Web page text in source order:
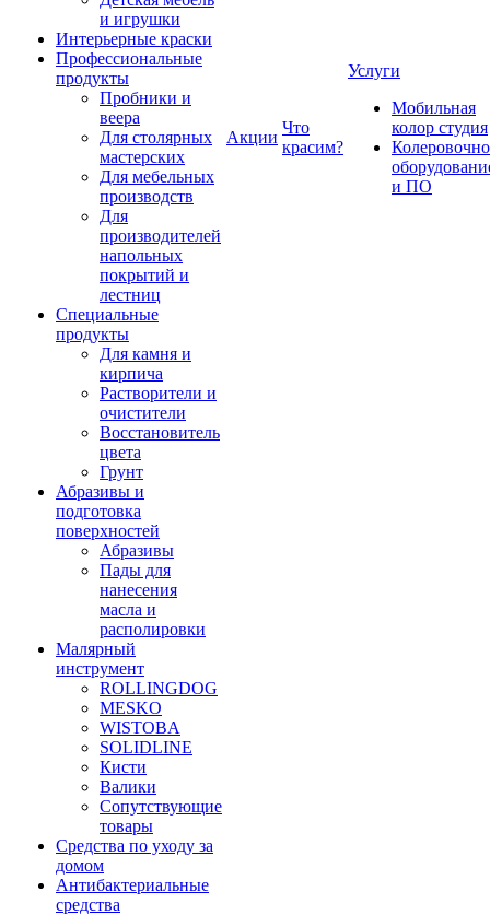
и игрушки
Интерьерные краски
Профессиональные
продукты
Пробники и
веера
Для столярных
мастерских
Для мебельных
производств
Для
производителей
напольных
покрытий и
лестниц
Специальные
продукты
Для камня и
кирпича
Растворители и
очистители
Восстановитель
цвета
Грунт
Абразивы и
подготовка
поверхностей
Абразивы
Пады для
нанесения
масла и
располировки
Малярный
инструмент
ROLLINGDOG
MESKO
WISTOBA
SOLIDLINE
Кисти
Валики
Сопутствующие
товары
Средства по уходу за
домом
Антибактериальные
средства
Акции
Что
красим?
Услуги
Мобильная
колор студия
и ПО